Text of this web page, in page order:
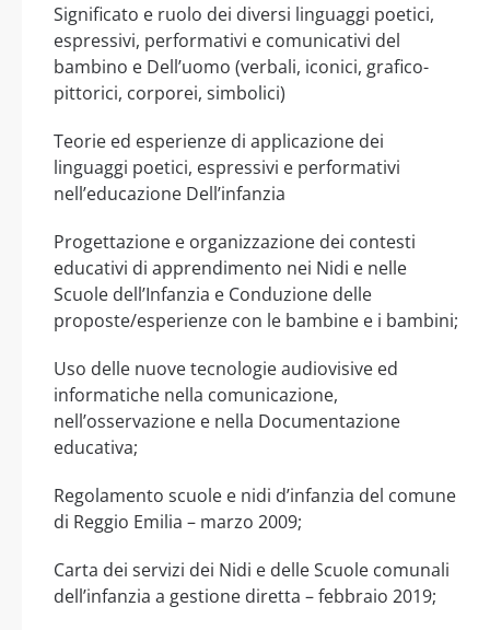
Significato e ruolo dei diversi linguaggi poetici,
espressivi, performativi e comunicativi del
bambino e Dell’uomo (verbali, iconici, grafico-
pittorici, corporei, simbolici)
Teorie ed esperienze di applicazione dei
linguaggi poetici, espressivi e performativi
nell’educazione Dell’infanzia
Progettazione e organizzazione dei contesti
educativi di apprendimento nei Nidi e nelle
Scuole dell’Infanzia e Conduzione delle
proposte/esperienze con le bambine e i bambini;
Uso delle nuove tecnologie audiovisive ed
informatiche nella comunicazione,
nell’osservazione e nella Documentazione
educativa;
Regolamento scuole e nidi d’infanzia del comune
di Reggio Emilia – marzo 2009;
Carta dei servizi dei Nidi e delle Scuole comunali
dell’infanzia a gestione diretta – febbraio 2019;